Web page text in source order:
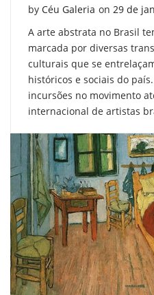
by Céu Galeria on Posted
29 de
A arte abstrata no Brasil
marcada por diversas
culturais que se
históricos e sociais do
incursões no movimento
internacional de artistas